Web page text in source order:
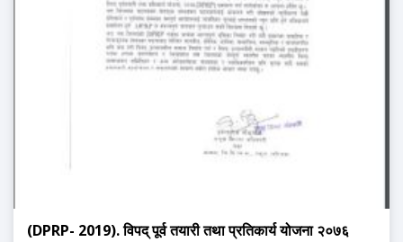
(DPRP- 2019). विपद् पूर्व तयारी तथा प्रतिकार्य योजना २०७६